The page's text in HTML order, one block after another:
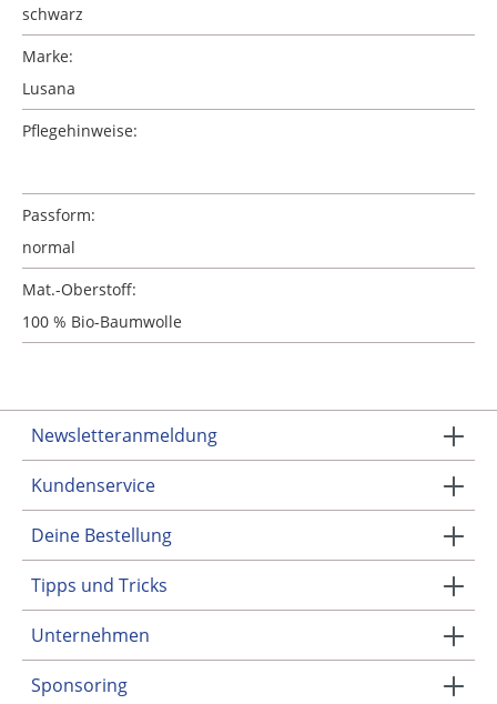
schwarz
Marke:
Lusana
Pflegehinweise:
Passform:
normal
Mat.-Oberstoff:
100 % Bio-Baumwolle
Newsletteranmeldung
Kundenservice
Deine Bestellung
Tipps und Tricks
Unternehmen
Sponsoring